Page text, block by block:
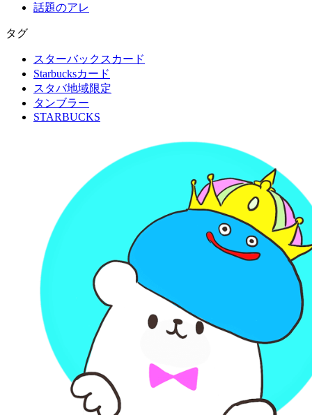
話題のアレ
タグ
スターバックスカード
Starbucksカード
スタバ地域限定
タンブラー
STARBUCKS